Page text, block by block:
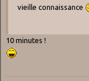
vieille connaissance
10 minutes !